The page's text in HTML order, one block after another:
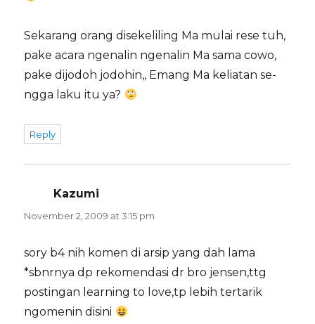
Sekarang orang disekeliling Ma mulai rese tuh,
pake acara ngenalin ngenalin Ma sama cowo,
pake dijodoh jodohin,, Emang Ma keliatan se-
ngga laku itu ya?
Reply
Kazumi
November 2, 2009 at 3:15 pm
sory b4 nih komen di arsip yang dah lama
*sbnrnya dp rekomendasi dr bro jensen,ttg
postingan learning to love,tp lebih tertarik
ngomenin disini